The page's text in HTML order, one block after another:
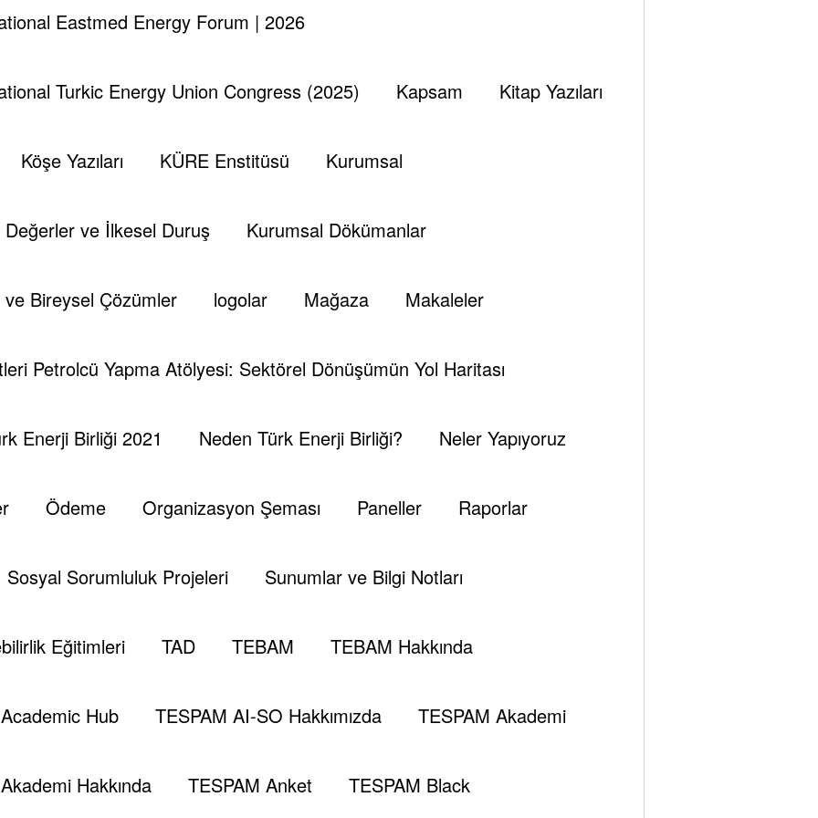
Eastmed Energy Forum | 2026
Turkic Energy Union Congress (2025) Kapsam Kitap Yazıları
Köşe Yazıları KÜRE Enstitüsü Kurumsal
ve İlkesel Duruş Kurumsal Dökümanlar
Bireysel Çözümler logolar Mağaza Makaleler
Petrolcü Yapma Atölyesi: Sektörel Dönüşümün Yol Haritası
Enerji Birliği 2021 Neden Türk Enerji Birliği? Neler Yapıyoruz
Ödeme Organizasyon Şeması Paneller Raporlar
Sosyal Sorumluluk Projeleri Sunumlar ve Bilgi Notları
Eğitimleri TAD TEBAM TEBAM Hakkında
Hub TESPAM AI-SO Hakkımızda TESPAM Akademi
Hakkında TESPAM Anket TESPAM Black
alması bunun en basit göstergelerindedir.
Exxon Mobil Kktc Oğuzhan Akyener Tespam
Kıbrıs'ta Son Gelişmeler: Yeni Aktör Rusya&Enerji